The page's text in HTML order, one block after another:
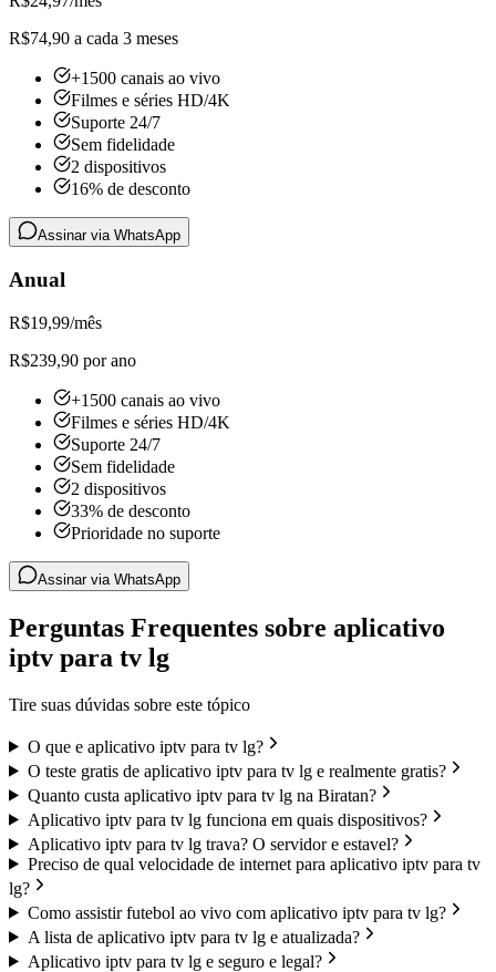
R$74,90 a cada 3 meses
+1500 canais ao vivo
Filmes e séries HD/4K
Suporte 24/7
Sem fidelidade
2 dispositivos
16% de desconto
Assinar via WhatsApp
Anual
R$19,99/mês
R$239,90 por ano
+1500 canais ao vivo
Filmes e séries HD/4K
Suporte 24/7
Sem fidelidade
2 dispositivos
33% de desconto
Prioridade no suporte
Assinar via WhatsApp
Perguntas Frequentes sobre aplicativo
iptv para tv lg
Tire suas dúvidas sobre este tópico
O que e aplicativo iptv para tv lg?
O teste gratis de aplicativo iptv para tv lg e realmente gratis?
Quanto custa aplicativo iptv para tv lg na Biratan?
Aplicativo iptv para tv lg funciona em quais dispositivos?
Aplicativo iptv para tv lg trava? O servidor e estavel?
Preciso de qual velocidade de internet para aplicativo iptv para tv
lg?
Como assistir futebol ao vivo com aplicativo iptv para tv lg?
A lista de aplicativo iptv para tv lg e atualizada?
Aplicativo iptv para tv lg e seguro e legal?